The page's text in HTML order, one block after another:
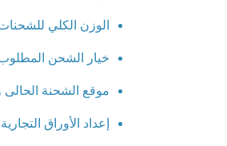
الوزن الكلي
خيار الشحن
موقع الشحنة
إعداد الأوراق